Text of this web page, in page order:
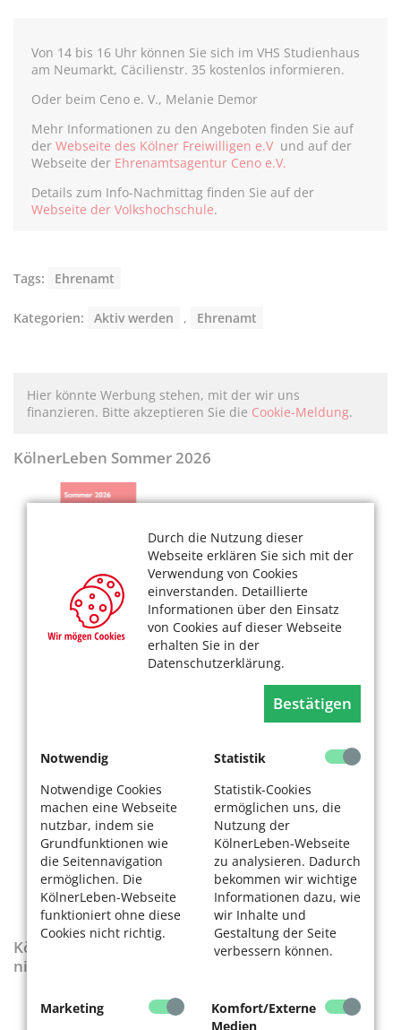
Durch die Nutzung dieser
Webseite erklären Sie sich mit der
Verwendung von Cookies
einverstanden. Detaillierte
Informationen über den Einsatz
von Cookies auf dieser Webseite
erhalten Sie in der
Datenschutzerklärung.
Bestätigen
Notwendig
Notwendige Cookies
machen eine Webseite
nutzbar, indem sie
Grundfunktionen wie
die Seitennavigation
ermöglichen. Die
KölnerLeben-Webseite
funktioniert ohne diese
Cookies nicht richtig.
Statistik
Statistik-Cookies
ermöglichen uns, die
Nutzung der
KölnerLeben-Webseite
zu analysieren. Dadurch
bekommen wir wichtige
Informationen dazu, wie
wir Inhalte und
Gestaltung der Seite
verbessern können.
Marketing
Komfort/Externe
Medien
Von 14 bis 16 Uhr können Sie sich im VHS Studienhaus
am Neumarkt, Cäcilienstr. 35 kostenlos informieren.
Oder beim Ceno e. V., Melanie Demor
Mehr Informationen zu den Angeboten finden Sie auf
der Webseite des Kölner Freiwilligen e.V und auf der
Webseite der Ehrenamtsagentur Ceno e.V.
Details zum Info-Nachmittag finden Sie auf der
Webseite der Volkshochschule.
Tags: Ehrenamt
Kategorien: Aktiv werden , Ehrenamt
Hier könnte Werbung stehen, mit der wir uns
finanzieren. Bitte akzeptieren Sie die Cookie-Meldung.
KölnerLeben Sommer 2026
KölnerLeben-Sonderausgabe „Wenn die Rente
nicht reicht“